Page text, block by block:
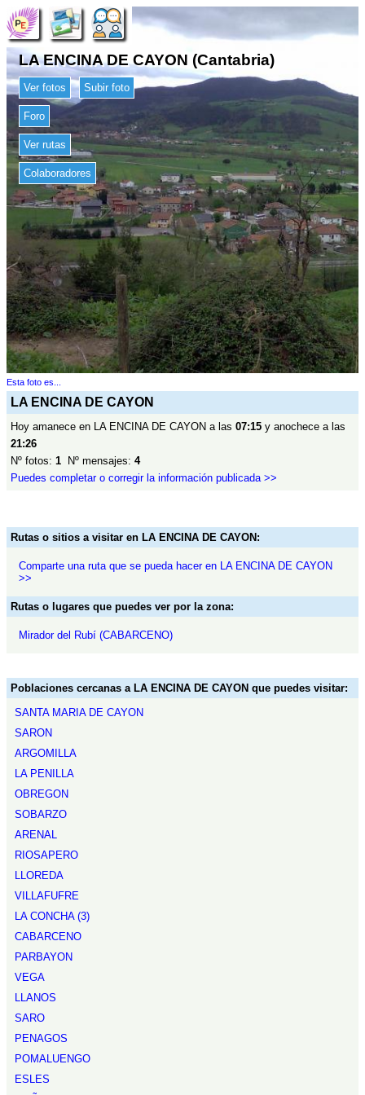
LA ENCINA DE CAYON (Cantabria)
Ver fotos Subir foto
Foro
Ver rutas
Colaboradores
Esta foto es...
LA ENCINA DE CAYON
Hoy amanece en LA ENCINA DE CAYON a las 07:15 y anochece a las
21:26
Nº fotos: 1 Nº mensajes: 4
Puedes completar o corregir la información publicada >>
Rutas o sitios a visitar en LA ENCINA DE CAYON:
Comparte una ruta que se pueda hacer en LA ENCINA DE CAYON
>>
Rutas o lugares que puedes ver por la zona:
Mirador del Rubí (CABARCENO)
Poblaciones cercanas a LA ENCINA DE CAYON que puedes visitar:
SANTA MARIA DE CAYON
SARON
ARGOMILLA
LA PENILLA
OBREGON
SOBARZO
ARENAL
RIOSAPERO
LLOREDA
VILLAFUFRE
LA CONCHA (3)
CABARCENO
PARBAYON
VEGA
LLANOS
SARO
PENAGOS
POMALUENGO
ESLES